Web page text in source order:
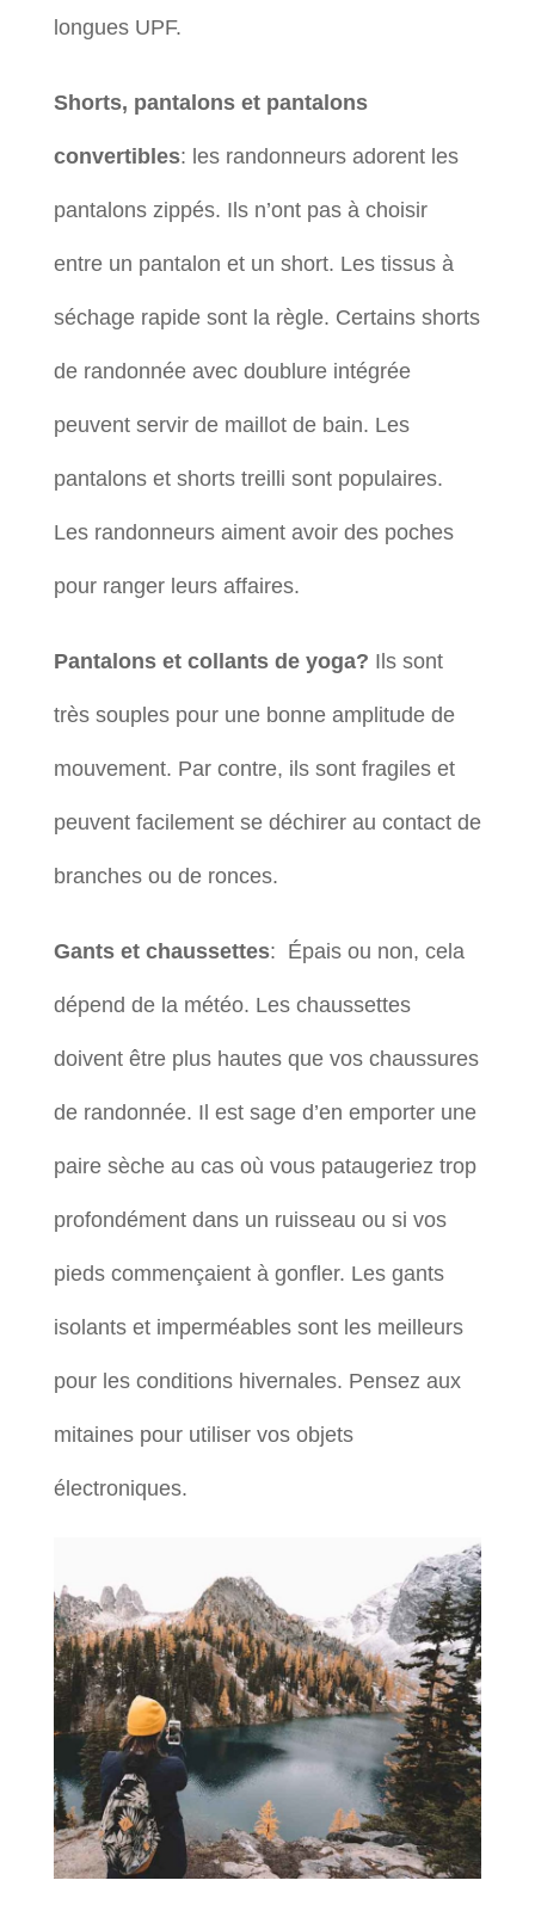
longues UPF.
Shorts, pantalons et pantalons
convertibles: les randonneurs adorent les
pantalons zippés. Ils n’ont pas à choisir
entre un pantalon et un short. Les tissus à
séchage rapide sont la règle. Certains shorts
de randonnée avec doublure intégrée
peuvent servir de maillot de bain. Les
pantalons et shorts treilli sont populaires.
Les randonneurs aiment avoir des poches
pour ranger leurs affaires.
Pantalons et collants de yoga? Ils sont
très souples pour une bonne amplitude de
mouvement. Par contre, ils sont fragiles et
peuvent facilement se déchirer au contact de
branches ou de ronces.
Gants et chaussettes: Épais ou non, cela
dépend de la météo. Les chaussettes
doivent être plus hautes que vos chaussures
de randonnée. Il est sage d’en emporter une
paire sèche au cas où vous pataugeriez trop
profondément dans un ruisseau ou si vos
pieds commençaient à gonfler. Les gants
isolants et imperméables sont les meilleurs
pour les conditions hivernales. Pensez aux
mitaines pour utiliser vos objets
électroniques.